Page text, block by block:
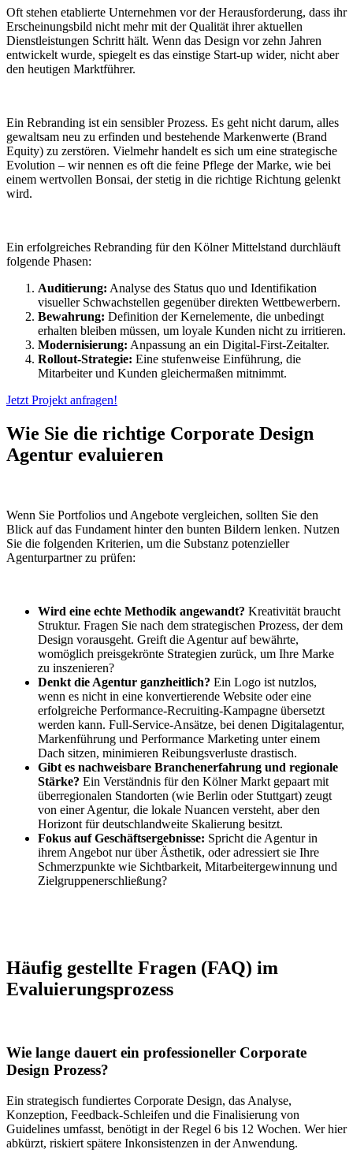
Oft stehen etablierte Unternehmen vor der Herausforderung, dass ihr
Erscheinungsbild nicht mehr mit der Qualität ihrer aktuellen
Dienstleistungen Schritt hält. Wenn das Design vor zehn Jahren
entwickelt wurde, spiegelt es das einstige Start-up wider, nicht aber
den heutigen Marktführer.
Ein Rebranding ist ein sensibler Prozess. Es geht nicht darum, alles
gewaltsam neu zu erfinden und bestehende Markenwerte (Brand
Equity) zu zerstören. Vielmehr handelt es sich um eine strategische
Evolution – wir nennen es oft die feine Pflege der Marke, wie bei
einem wertvollen Bonsai, der stetig in die richtige Richtung gelenkt
wird.
Ein erfolgreiches Rebranding für den Kölner Mittelstand durchläuft
folgende Phasen:
Auditierung: Analyse des Status quo und Identifikation
visueller Schwachstellen gegenüber direkten Wettbewerbern.
Bewahrung: Definition der Kernelemente, die unbedingt
erhalten bleiben müssen, um loyale Kunden nicht zu irritieren.
Modernisierung: Anpassung an ein Digital-First-Zeitalter.
Rollout-Strategie: Eine stufenweise Einführung, die
Mitarbeiter und Kunden gleichermaßen mitnimmt.
Jetzt Projekt anfragen!
Wie Sie die richtige Corporate Design
Agentur evaluieren
Wenn Sie Portfolios und Angebote vergleichen, sollten Sie den
Blick auf das Fundament hinter den bunten Bildern lenken. Nutzen
Sie die folgenden Kriterien, um die Substanz potenzieller
Agenturpartner zu prüfen:
Wird eine echte Methodik angewandt? Kreativität braucht
Struktur. Fragen Sie nach dem strategischen Prozess, der dem
Design vorausgeht. Greift die Agentur auf bewährte,
womöglich preisgekrönte Strategien zurück, um Ihre Marke
zu inszenieren?
Denkt die Agentur ganzheitlich? Ein Logo ist nutzlos,
wenn es nicht in eine konvertierende Website oder eine
erfolgreiche Performance-Recruiting-Kampagne übersetzt
werden kann. Full-Service-Ansätze, bei denen Digitalagentur,
Markenführung und Performance Marketing unter einem
Dach sitzen, minimieren Reibungsverluste drastisch.
Gibt es nachweisbare Branchenerfahrung und regionale
Stärke? Ein Verständnis für den Kölner Markt gepaart mit
überregionalen Standorten (wie Berlin oder Stuttgart) zeugt
von einer Agentur, die lokale Nuancen versteht, aber den
Horizont für deutschlandweite Skalierung besitzt.
Fokus auf Geschäftsergebnisse: Spricht die Agentur in
ihrem Angebot nur über Ästhetik, oder adressiert sie Ihre
Schmerzpunkte wie Sichtbarkeit, Mitarbeitergewinnung und
Zielgruppenerschließung?
Häufig gestellte Fragen (FAQ) im
Evaluierungsprozess
Wie lange dauert ein professioneller Corporate
Design Prozess?
Ein strategisch fundiertes Corporate Design, das Analyse,
Konzeption, Feedback-Schleifen und die Finalisierung von
Guidelines umfasst, benötigt in der Regel 6 bis 12 Wochen. Wer hier
abkürzt, riskiert spätere Inkonsistenzen in der Anwendung.